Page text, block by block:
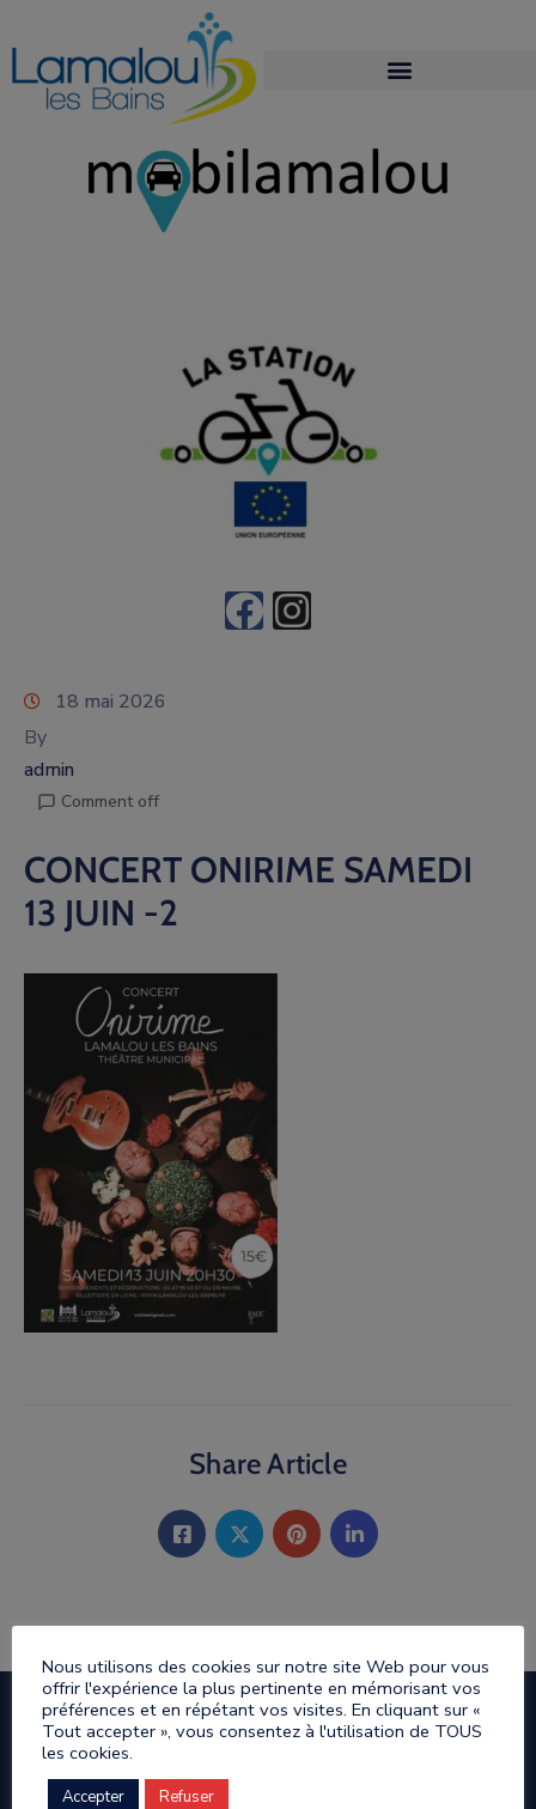
18 mai 2026
By
admin
Comment off
CONCERT ONIRIME SAMEDI
13 JUIN -2
Share Article
Nous utilisons des cookies sur notre site Web pour vous
offrir l'expérience la plus pertinente en mémorisant vos
préférences et en répétant vos visites. En cliquant sur «
Tout accepter », vous consentez à l'utilisation de TOUS
les cookies.
Accepter Refuser